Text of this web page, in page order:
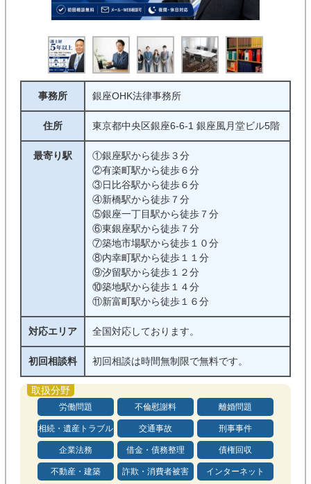
事務所 銀座OHK法律事務所
住所 東京都中央区銀座6-6-1 銀座風月堂ビル5階
最寄り駅
①銀座駅から徒歩３分
②有楽町駅から徒歩６分
③日比谷駅から徒歩６分
④新橋駅から徒歩７分
⑤銀座一丁目駅から徒歩７分
⑥東銀座駅から徒歩７分
⑦築地市場駅から徒歩１０分
⑧内幸町駅から徒歩１１分
⑨汐留駅から徒歩１２分
⑩築地駅から徒歩１４分
⑪新富町駅から徒歩１６分
対応エリア 全国対応しております。
初回相談料 初回相談は時間無制限で無料です。
労働問題 不倫慰謝料 離婚問題
相続・遺産トラブル 交通事故 刑事事件
企業法務 借金・債務整理 債権回収
不動産・建築 詐欺・消費者被害 インターネット